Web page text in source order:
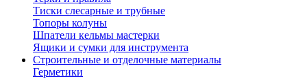
Тиски слесарные и трубные
Топоры колуны
Шпатели кельмы мастерки
Ящики и сумки для инструмента
Строительные и отделочные материалы
Герметики